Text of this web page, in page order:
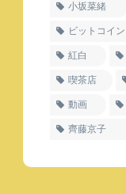
小坂菜緒
ビットコイン
紅白
喫茶店
動画
齊藤京子